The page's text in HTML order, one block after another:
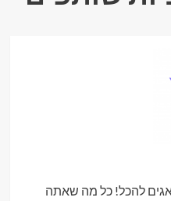
להכל! כל מה שאתה